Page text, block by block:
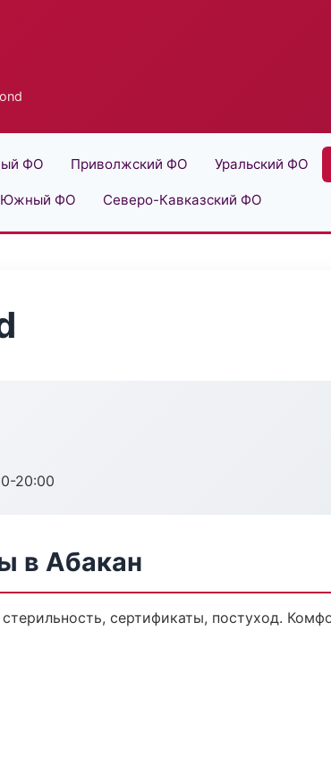
ФО Приволжский ФО Уральский ФО
Южный ФО Северо-Кавказский ФО
20:00
в Абакан
сертификаты, постуход.